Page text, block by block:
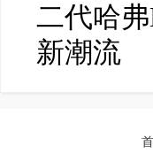
二代哈
新潮流